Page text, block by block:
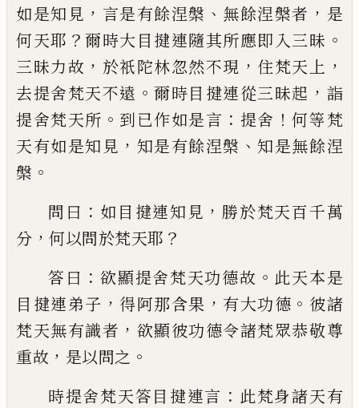
如是知見 ， 言是有餘涅槃 、 無餘涅槃者 ， 是
何天耶 ？爾時大目揵連隨其所應即入三昧 。
三昧力故 ， 於祇陀林忽然不現 ， 住梵天上 ，
去提舍梵天不遠 。爾時目揵連從三昧起 ， 詣
提舍梵天所 。 到已作如是言 ： 提舍 ！何等梵
天有如是知見 ， 知是有餘涅槃 、知是無餘涅
槃 。
問曰 ： 如目揵連知見 ， 勝於梵天百千萬
分 ， 何以問於梵天耶 ？
答曰 ：欲顯提舍梵天功德故 。 此天本是
目揵連弟子 ， 得阿那含果 ， 有大功德 。 彼諸
梵天無有識者 ， 欲顯彼功德令諸梵眾恭敬尊
重故 ， 是以問之 。
時提舍梵天答目揵連言 ： 此梵身諸天有